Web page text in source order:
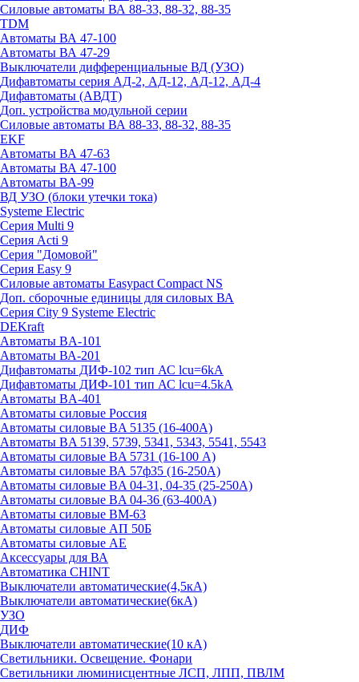
Силовые автоматы ВА 88-33, 88-32, 88-35
TDM
Автоматы ВА 47-100
Автоматы ВА 47-29
Выключатели дифференциальные ВД (УЗО)
Дифавтоматы серия АД-2, АД-12, АД-12, АД-4
Дифавтоматы (АВДТ)
Доп. устройства модульной серии
Силовые автоматы ВА 88-33, 88-32, 88-35
EKF
Автоматы ВА 47-63
Автоматы ВА 47-100
Автоматы ВА-99
ВД УЗО (блоки утечки тока)
Systeme Electric
Серия Multi 9
Серия Acti 9
Серия "Домовой"
Серия Easy 9
Силовые автоматы Easypact Compact NS
Доп. сборочные единицы для силовых ВА
Серия City 9 Systeme Electric
DEKraft
Автоматы BA-101
Автоматы ВА-201
Дифавтоматы ДИФ-102 тип АС lcu=6kA
Дифавтоматы ДИФ-101 тип АС lcu=4.5kA
Автоматы BA-401
Автоматы силовые Россия
Автоматы силовые BA 5135 (16-400А)
Автоматы BA 5139, 5739, 5341, 5343, 5541, 5543
Автоматы силовые BA 5731 (16-100 А)
Автоматы силовые ВА 57ф35 (16-250А)
Автоматы силовые BA 04-31, 04-35 (25-250А)
Автоматы силовые BA 04-36 (63-400А)
Автоматы силовые ВМ-63
Автоматы силовые АП 50Б
Автоматы силовые АЕ
Аксессуары для ВА
Автоматика CHINT
Выключатели автоматические(4,5кА)
Выключатели автоматические(6кА)
УЗО
ДИФ
Выключатели автоматические(10 кА)
Светильники. Освещение. Фонари
Светильники люминисцентные ЛСП, ЛПП, ПВЛМ